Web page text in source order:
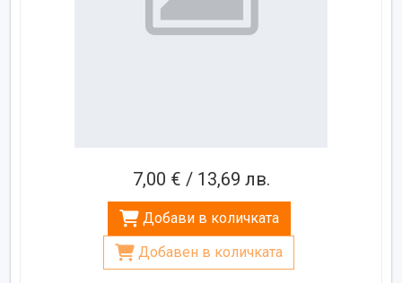
7,00 € / 13,69 лв.
Добави в количката
Добавен в количката